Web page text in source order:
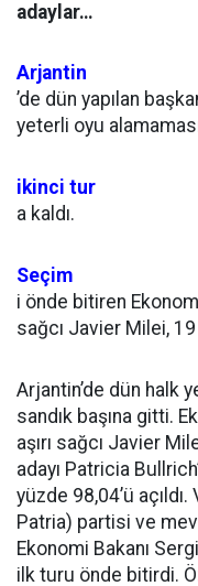
adaylar…
Arjantin
’de dün yapılan
yeterli oyu
ikinci tur
a kaldı.
Seçim
i önde bitiren
sağcı Javier Milei, 19
Arjantin’de dün halk
sandık başına gitti.
aşırı sağcı Javier
adayı Patricia
yüzde 98,04’ü
Patria) partisi ve
Ekonomi Bakanı
ilk turu önde bitirdi.